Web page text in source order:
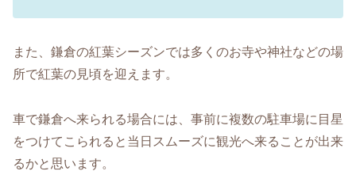
また、鎌倉の紅葉シーズンでは多くのお寺や神社などの場
所で紅葉の見頃を迎えます。
車で鎌倉へ来られる場合には、事前に複数の駐車場に目星
をつけてこられると当日スムーズに観光へ来ることが出来
るかと思います。